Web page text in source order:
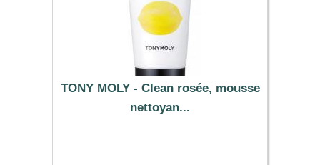
TONY MOLY - Clean rosée, mousse
nettoyan...